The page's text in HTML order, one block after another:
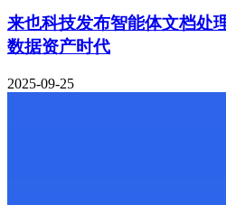
来也科技发布智能体文档处
数据资产时代
2025-09-25